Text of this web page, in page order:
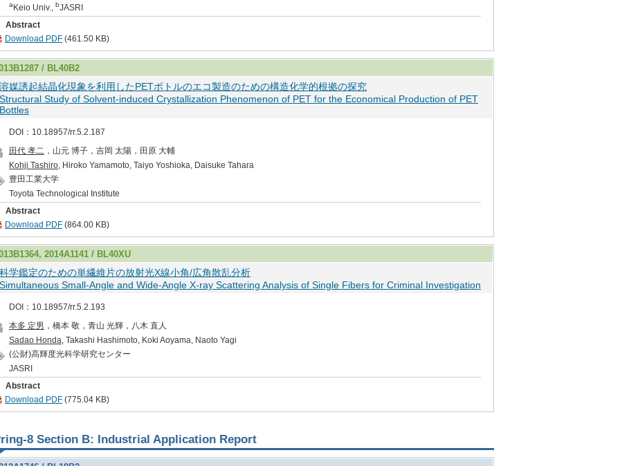
aKeio Univ., bJASRI
Abstract
Download PDF (461.50 KB)
/ BL40B2
溶媒誘起結晶化現象を利用したPETボトルのエコ製造のための構造化学的根拠の探究
Structural Study of Solvent-induced Crystallization Phenomenon of PET for the Economical Production of PET
Bottles
DOI：10.18957/rr.5.2.187
田代 孝二 ，山元 博子，吉岡 太陽，田原 大輔
Kohji Tashiro, Hiroko Yamamoto, Taiyo Yoshioka, Daisuke Tahara
豊田工業大学
Toyota Technological Institute
Abstract
Download PDF (864.00 KB)
2014A1141 / BL40XU
科学鑑定のための単繊維片の放射光X線小角/広角散乱分析
Simultaneous Small-Angle and Wide-Angle X-ray Scattering Analysis of Single Fibers for Criminal Investigation
DOI：10.18957/rr.5.2.193
本多 定男 ，橋本 敬，青山 光輝，八木 直人
Sadao Honda, Takashi Hashimoto, Koki Aoyama, Naoto Yagi
(公財)高輝度光科学研究センター
JASRI
Abstract
Download PDF (775.04 KB)
8 Section B: Industrial Application Report